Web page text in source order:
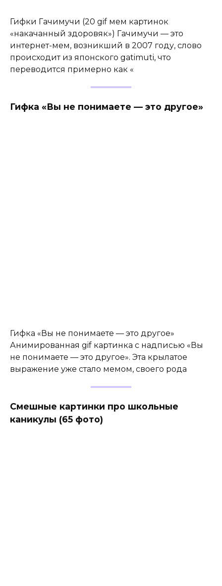
Гифки Гачимучи (20 gif мем картинок
«накачанный здоровяк») Гачимучи — это
интернет-мем, возникший в 2007 году, слово
происходит из японского gatimuti, что
переводится примерно как «
Гифка «Вы не понимаете — это другое»
Гифка «Вы не понимаете — это другое»
Анимированная gif картинка с надписью «Вы
не понимаете — это другое». Эта крылатое
выражение уже стало мемом, своего рода
Смешные картинки про школьные
каникулы (65 фото)